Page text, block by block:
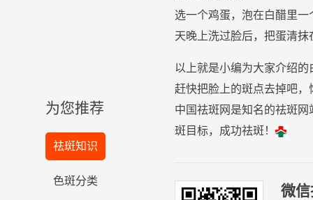
为您推荐
祛斑知识
色斑分类
选一个鸡蛋，泡在白醋里一
天晚上洗过脸后，把蛋清抹
以上就是小编为大家介绍
赶快把脸上的斑点去掉吧
中国祛斑网是知名的祛斑
斑目标，成功祛斑！
微